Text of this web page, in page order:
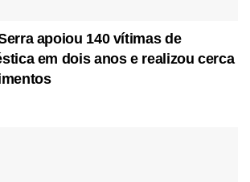
apoiou 140 vítimas de
em dois anos e realizou cerca